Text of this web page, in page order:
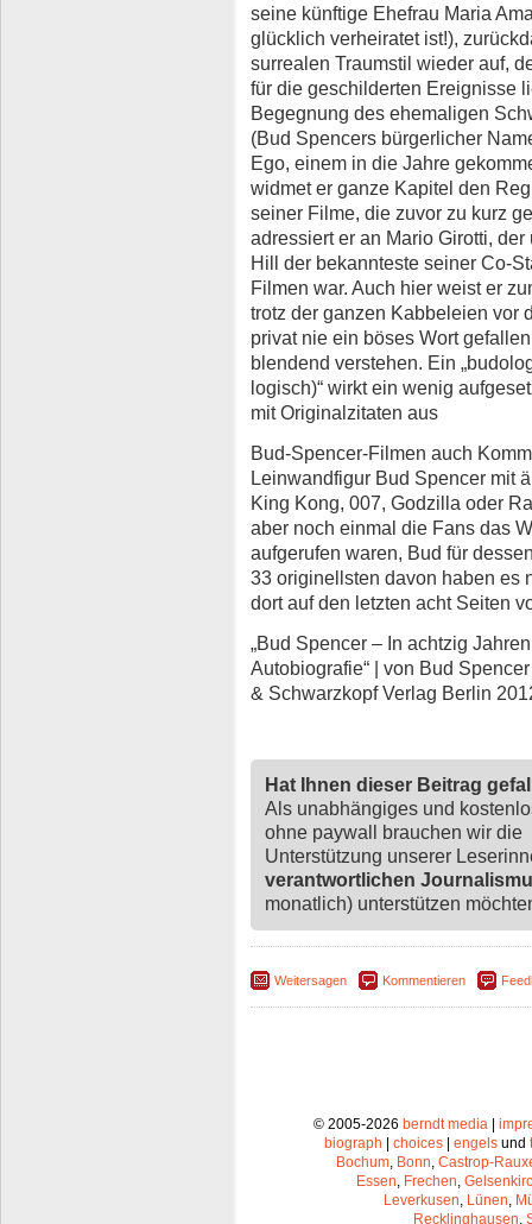
seine künftige Ehefrau Maria
glücklich verheiratet ist!),
surrealen Traumstil wieder auf,
für die geschilderten Ereignisse
Begegnung des ehemaligen
(Bud Spencers bürgerlicher
Ego, einem in die Jahre
widmet er ganze Kapitel den
seiner Filme, die zuvor zu kurz
adressiert er an Mario Girotti,
Hill der bekannteste seiner Co-
Filmen war. Auch hier weist er
trotz der ganzen Kabbeleien vor
privat nie ein böses Wort
blendend verstehen. Ein
logisch)“ wirkt ein wenig
mit Originalzitaten aus
Bud-Spencer-Filmen auch
Leinwandfigur Bud Spencer mit
King Kong, 007, Godzilla oder
aber noch einmal die Fans das
aufgerufen waren, Bud für
33 originellsten davon haben es
dort auf den letzten acht Seiten
„Bud Spencer – In achtzig
Autobiografie“ | von Bud
& Schwarzkopf Verlag Berlin
Hat Ihnen dieser Beitrag
Als unabhängiges und
ohne paywall brauchen wir die
Unterstützung unserer
verantwortlichen
monatlich) unterstützen
Weitersagen Kommentieren
© 2005-2026 berndt media |
biograph | choices | engels und
Bochum Bonn Castrop-
Essen Frechen
Leverkusen Lünen
Recklinghausen